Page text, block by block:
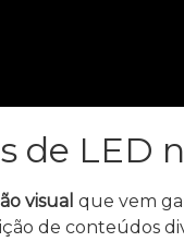
de LED
visual que vem
de conteúdos